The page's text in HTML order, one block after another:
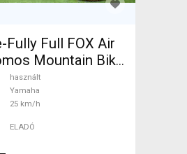
Fully Full FOX Air
Mountain Bike
Yamaha
használt
Yamaha
25 km/h
ELADÓ